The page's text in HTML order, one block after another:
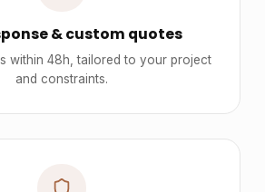
& custom quotes
within 48h, tailored to your project
and constraints.